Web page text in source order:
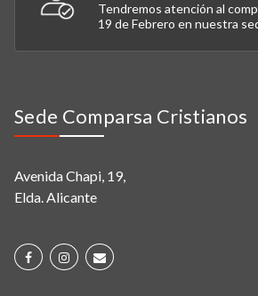
Tendremos atención al
19 de Febrero en nuestra
Sede Comparsa Cristianos
Avenida Chapi, 19,
Elda. Alicante